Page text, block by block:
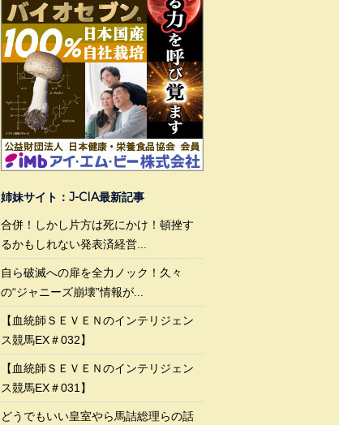
姉妹サイト：J-CIA最新記事
合併！しかし片方は死にかけ！頓挫す
るかもしれない発表済経営...
自ら破滅への扉を全力ノック！久々
の“ジャニーズ崩壊”情報が...
【血統師ＳＥＶＥＮのインテリジェン
ス競馬EX＃032】
【血統師ＳＥＶＥＮのインテリジェン
ス競馬EX＃031】
どうでもいい皇室やら馬詰総理らの話